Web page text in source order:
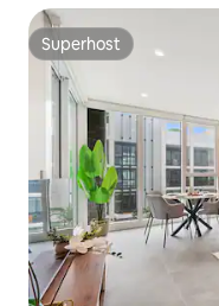
Superhost
Superhost